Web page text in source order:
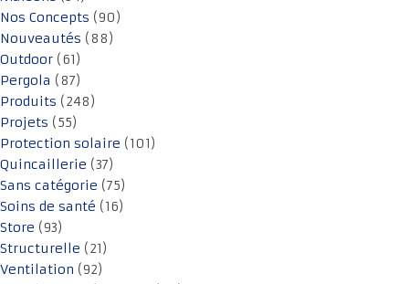
Nos Concepts (90)
Nouveautés (88)
Outdoor (61)
Pergola (87)
Produits (248)
Projets (55)
Protection solaire (101)
Quincaillerie (37)
Sans catégorie (75)
Soins de santé (16)
Store (93)
Structurelle (21)
Ventilation (92)